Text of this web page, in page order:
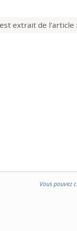
extrait de l'article :
Vous pouvez